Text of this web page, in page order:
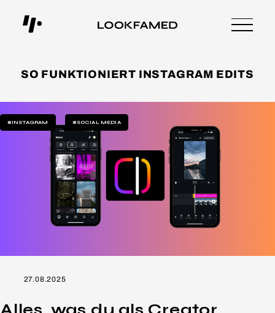
SO FUNKTIONIERT INSTAGRAM EDITS
#INSTAGRAM #SOCIAL MEDIA
27.08.2025